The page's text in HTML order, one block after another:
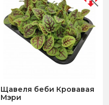
Щавеля беби Кровавая
Мэри